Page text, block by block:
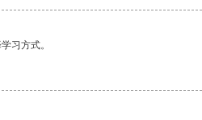
习方式。